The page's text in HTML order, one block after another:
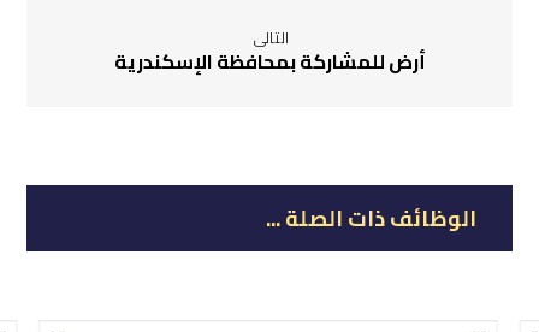
التالى
أرض للمشاركة بمحافظة الإسكندرية
الوظائف ذات الصلة ...